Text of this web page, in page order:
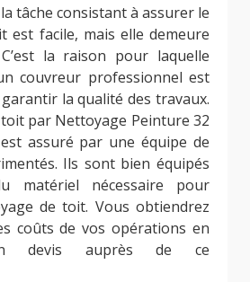
tâche consistant à assurer le
est facile, mais elle demeure
la raison pour laquelle
couvreur professionnel est
la qualité des travaux.
par Nettoyage Peinture 32
assuré par une équipe de
Ils sont bien équipés
matériel nécessaire pour
de toit. Vous obtiendrez
coûts de vos opérations en
devis auprès de ce